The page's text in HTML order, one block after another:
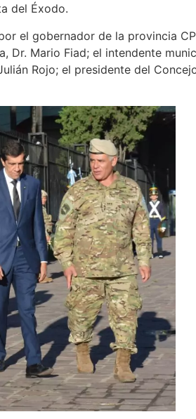
del Éxodo.
el gobernador de la provincia
Mario Fiad; el intendente
Rojo; el presidente del